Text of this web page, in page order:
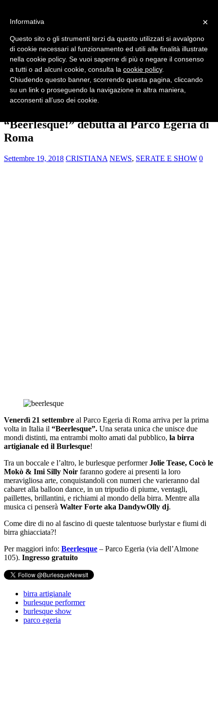
HOME
NEWS
SERATE E SHOW
FESTIVAL
INTERVISTE
VINTAGE
RUBRICHE
EFFETTO BURLESQUE
CONTATTI
“Beerlesque!” debutta al Parco Egeria di
Roma
Settembre 19, 2018 CRISTIANA NEWS, SERATE E SHOW 0
Venerdì 21 settembre al Parco Egeria di Roma arriva per la prima
volta in Italia il “Beerlesque”. Una serata unica che unisce due
mondi distinti, ma entrambi molto amati dal pubblico, la birra
artigianale ed il Burlesque!
Tra un boccale e l’altro, le burlesque performerJolie Tease, Cocò le
Mokò & Imi Silly Noir faranno godere ai presenti la loro
meravigliosa arte, conquistandoli con numeri che varieranno dal
cabaret alla balloon dance, in un tripudio di piume, ventagli,
paillettes, brillantini, e richiami al mondo della birra. Mentre alla
musica ci penserà Walter Forte aka DandywOlly dj.
Come dire di no al fascino di queste talentuose burlystar e fiumi di
birra ghiacciata?!
Per maggiori info: Beerlesque – Parco Egeria (via dell’Almone
105). Ingresso gratuito
birra artigianale
burlesque performer
burlesque show
parco egeria
×
Informativa
Questo sito o gli strumenti terzi da questo utilizzati si avvalgono
di cookie necessari al funzionamento ed utili alle finalità illustrate
nella cookie policy. Se vuoi saperne di più o negare il consenso
a tutti o ad alcuni cookie, consulta la cookie policy.
Chiudendo questo banner, scorrendo questa pagina, cliccando
su un link o proseguendo la navigazione in altra maniera,
acconsenti all’uso dei cookie.